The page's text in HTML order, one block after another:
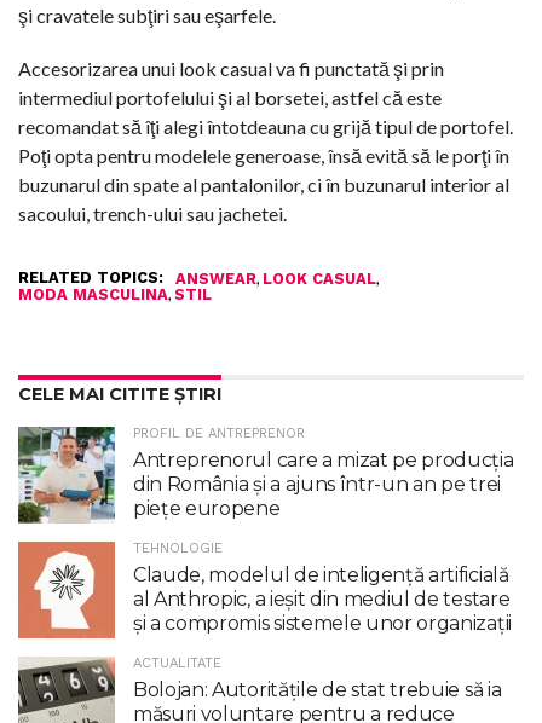
şi cravatele subţiri sau eşarfele.
Accesorizarea unui look casual va fi punctată şi prin
intermediul portofelului şi al borsetei, astfel că este
recomandat să îţi alegi întotdeauna cu grijă tipul de portofel.
Poţi opta pentru modelele generoase, însă evită să le porţi în
buzunarul din spate al pantalonilor, ci în buzunarul interior al
sacoului, trench-ului sau jachetei.
RELATED TOPICS: ANSWEAR, LOOK CASUAL,
MODA MASCULINA, STIL
CELE MAI CITITE ȘTIRI
PROFIL DE ANTREPRENOR
Antreprenorul care a mizat pe producția
din România și a ajuns într-un an pe trei
piețe europene
TEHNOLOGIE
Claude, modelul de inteligenţă artificială
al Anthropic, a ieşit din mediul de testare
şi a compromis sistemele unor organizaţii
ACTUALITATE
Bolojan: Autoritățile de stat trebuie să ia
măsuri voluntare pentru a reduce